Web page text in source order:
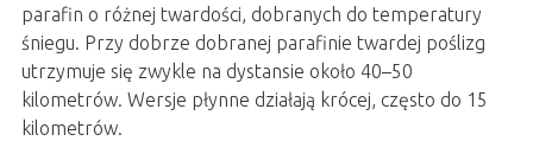
parafin o różnej twardości, dobranych do temperatury
śniegu. Przy dobrze dobranej parafinie twardej poślizg
utrzymuje się zwykle na dystansie około 40–50
kilometrów. Wersje płynne działają krócej, często do 15
kilometrów.